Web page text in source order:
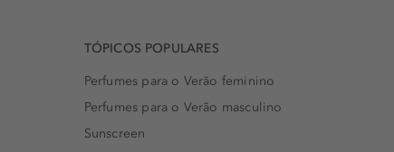
TÓPICOS POPULARES
Perfumes para o Verão feminino
Perfumes para o Verão masculino
Sunscreen